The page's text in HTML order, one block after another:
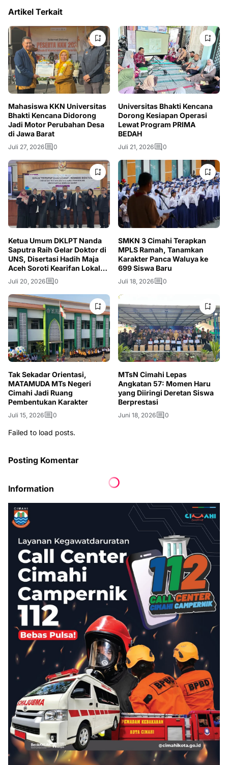
Artikel Terkait
Mahasiswa KKN Universitas
Bhakti Kencana Didorong
Jadi Motor Perubahan Desa
di Jawa Barat
Juli 27, 2026 0
Universitas Bhakti Kencana
Dorong Kesiapan Operasi
Lewat Program PRIMA
BEDAH
Juli 21, 2026 0
Ketua Umum DKLPT Nanda
Saputra Raih Gelar Doktor di
UNS, Disertasi Hadih Maja
Aceh Soroti Kearifan Lokal
dan Kesadaran Ekologis
Juli 20, 2026 0
SMKN 3 Cimahi Terapkan
MPLS Ramah, Tanamkan
Karakter Panca Waluya ke
699 Siswa Baru
Juli 18, 2026 0
Tak Sekadar Orientasi,
MATAMUDA MTs Negeri
Cimahi Jadi Ruang
Pembentukan Karakter
Juli 15, 2026 0
MTsN Cimahi Lepas
Angkatan 57: Momen Haru
yang Diiringi Deretan Siswa
Berprestasi
Juni 18, 2026 0
Failed to load posts.
Posting Komentar
Information